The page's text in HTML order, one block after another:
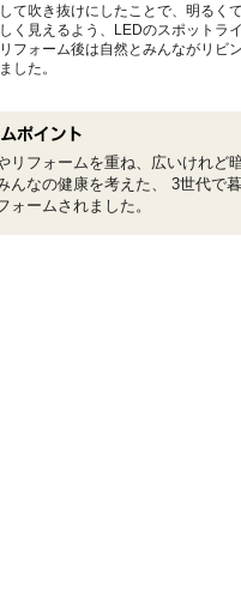
て吹き抜けにしたことで、明るく
く見えるよう、LEDのスポットラ
フォーム後は自然とみんながリビ
した。
リフォームを重ね、広いけれど
んなの健康を考えた、 3世代で
ォームされました。